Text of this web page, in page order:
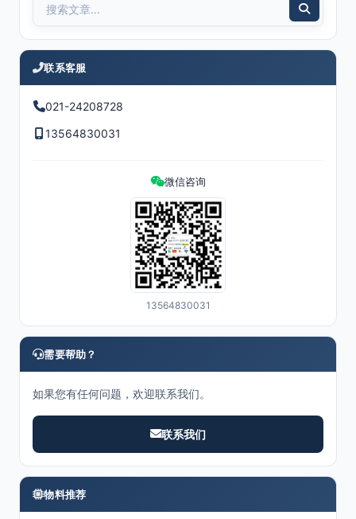
联系客服
021-24208728
13564830031
微信咨询
13564830031
需要帮助？
如果您有任何问题，欢迎联系我们。
联系我们
物料推荐